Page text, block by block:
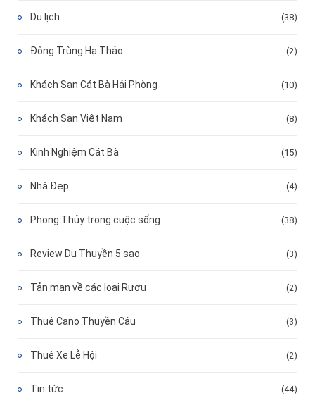
Du lịch (38)
Đông Trùng Hạ Thảo (2)
Khách Sạn Cát Bà Hải Phòng (10)
Khách Sạn Việt Nam (8)
Kinh Nghiệm Cát Bà (15)
Nhà Đẹp (4)
Phong Thủy trong cuộc sống (38)
Review Du Thuyền 5 sao (3)
Tản mạn về các loại Rượu (2)
Thuê Cano Thuyền Câu (3)
Thuê Xe Lễ Hội (2)
Tin tức (44)